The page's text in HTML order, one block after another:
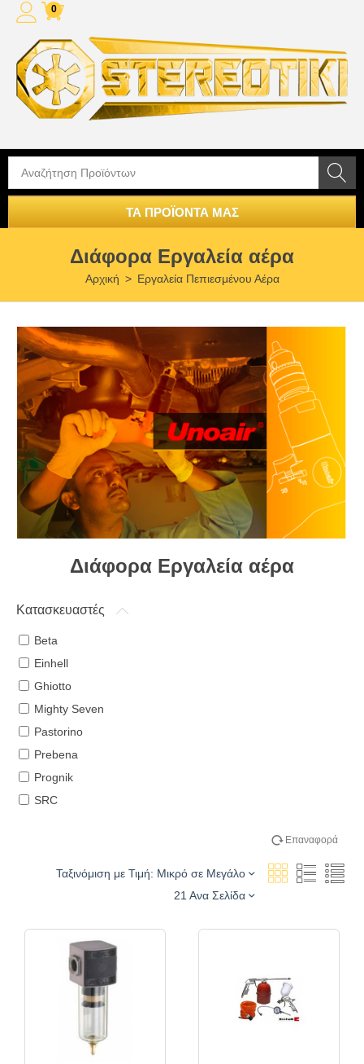
0
ΤΑ ΠΡΟΪΟΝΤΑ ΜΑΣ
Διάφορα Εργαλεία αέρα
Αρχική > Εργαλεία Πεπιεσμένου Αέρα
Διάφορα Εργαλεία αέρα
Κατασκευαστές
Beta
Einhell
Ghiotto
Mighty Seven
Pastorino
Prebena
Prognik
SRC
Επαναφορά
Ταξινόμιση με Τιμή: Μικρό σε Μεγάλο
21 Ανα Σελίδα